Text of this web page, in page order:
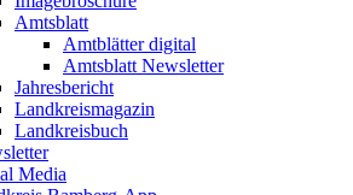
Amtsblatt
Amtblätter digital
Amtsblatt Newsletter
Jahresbericht
Landkreismagazin
Landkreisbuch
Media